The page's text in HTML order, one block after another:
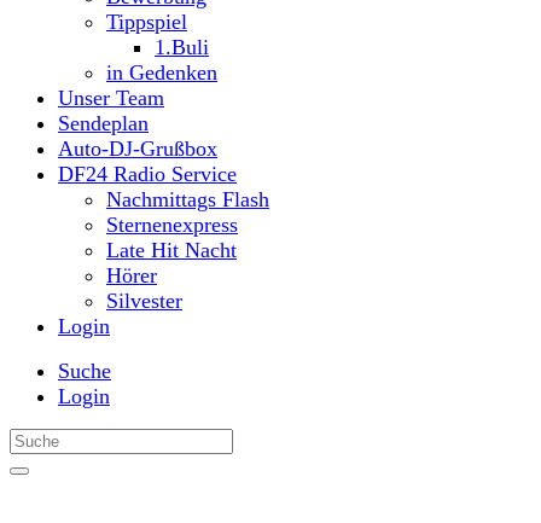
Tippspiel
1.Buli
in Gedenken
Unser Team
Sendeplan
Auto-DJ-Grußbox
DF24 Radio Service
Nachmittags Flash
Sternenexpress
Late Hit Nacht
Hörer
Silvester
Login
Suche
Login